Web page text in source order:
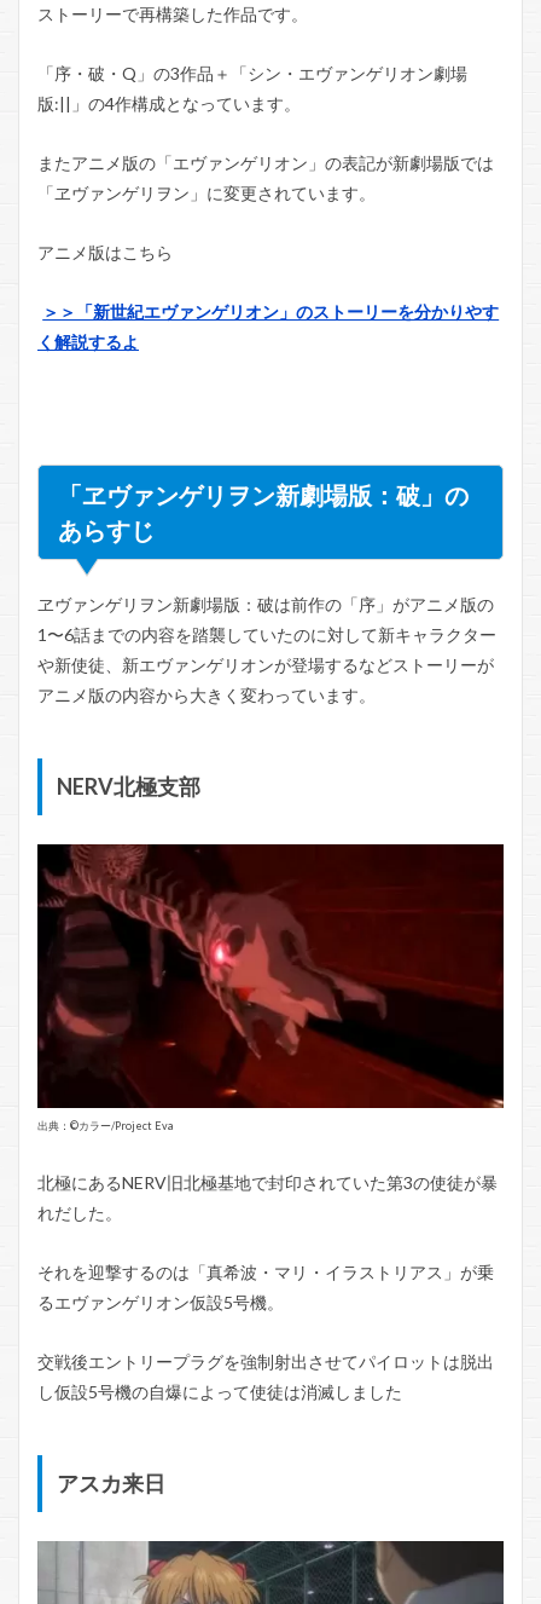
ストーリーで再構築した作品です。
「序・破・Q」の3作品＋「シン・エヴァンゲリオン劇場
版:||」の4作構成となっています。
またアニメ版の「エヴァンゲリオン」の表記が新劇場版では
「ヱヴァンゲリヲン」に変更されています。
アニメ版はこちら
＞＞「新世紀エヴァンゲリオン」のストーリーを分かりやす
く解説するよ
「ヱヴァンゲリヲン新劇場版：破」の
あらすじ
ヱヴァンゲリヲン新劇場版：破は前作の「序」がアニメ版の
1〜6話までの内容を踏襲していたのに対して新キャラクター
や新使徒、新エヴァンゲリオンが登場するなどストーリーが
アニメ版の内容から大きく変わっています。
NERV北極支部
出典：©️カラー/Project Eva
北極にあるNERV旧北極基地で封印されていた第3の使徒が暴
れだした。
それを迎撃するのは「真希波・マリ・イラストリアス」が乗
るエヴァンゲリオン仮設5号機。
交戦後エントリープラグを強制射出させてパイロットは脱出
し仮設5号機の自爆によって使徒は消滅しました
アスカ来日